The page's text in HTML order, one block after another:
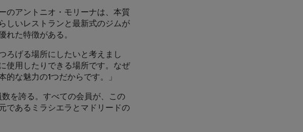
のアントニオ・モリーナは、本質
しいレストランと最新式のジムが
た特徴がある。
ろげる場所にしたいと考えまし
使用したりできる場所です。なぜ
な魅力の1つだからです。」
を誇る。すべての会員が、この
であるミラシエラとマドリードの